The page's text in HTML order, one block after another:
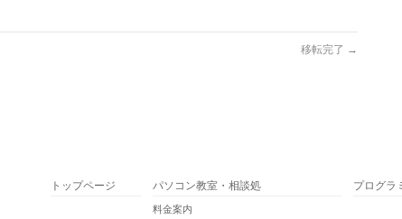
移転完了 →
トップページ パソコン教室・相談処
料金案内
プログラ